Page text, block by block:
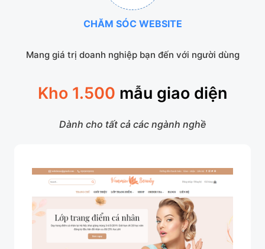
CHĂM SÓC WEBSITE
Mang giá trị doanh nghiệp bạn đến với người dùng
Kho 1.500 mẫu giao diện
Dành cho tất cả các ngành nghề